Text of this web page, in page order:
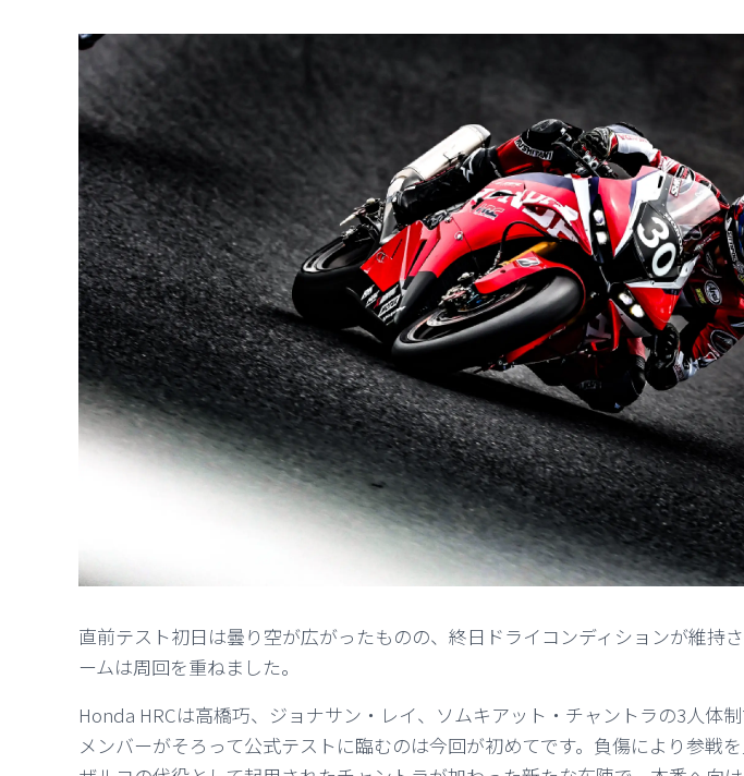
直前テスト初日は曇り空が広がったものの、終日ドライコンディションが維持
ームは周回を重ねました。
Honda HRCは高橋巧、ジョナサン・レイ、ソムキアット・チャントラの3人体制
メンバーがそろって公式テストに臨むのは今回が初めてです。負傷により参戦